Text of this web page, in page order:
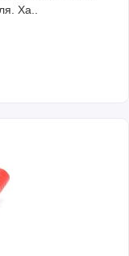
Ха..